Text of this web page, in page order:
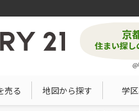
売る 地図から探す 学